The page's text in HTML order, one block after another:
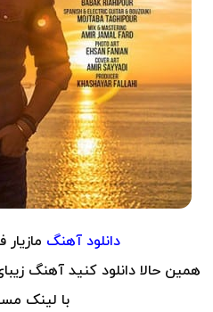
دانلود آهنگ مازیار
همین حالا دانلود کنید آهنگ
با لینک